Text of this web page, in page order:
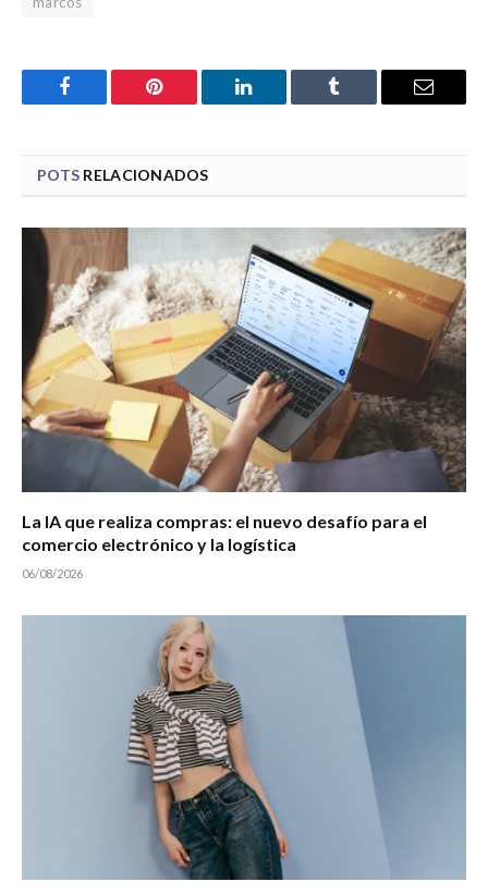
Facebook Pinterest LinkedIn Tumblr Email
POTS RELACIONADOS
La IA que realiza compras: el nuevo desafío para el
comercio electrónico y la logística
06/08/2026